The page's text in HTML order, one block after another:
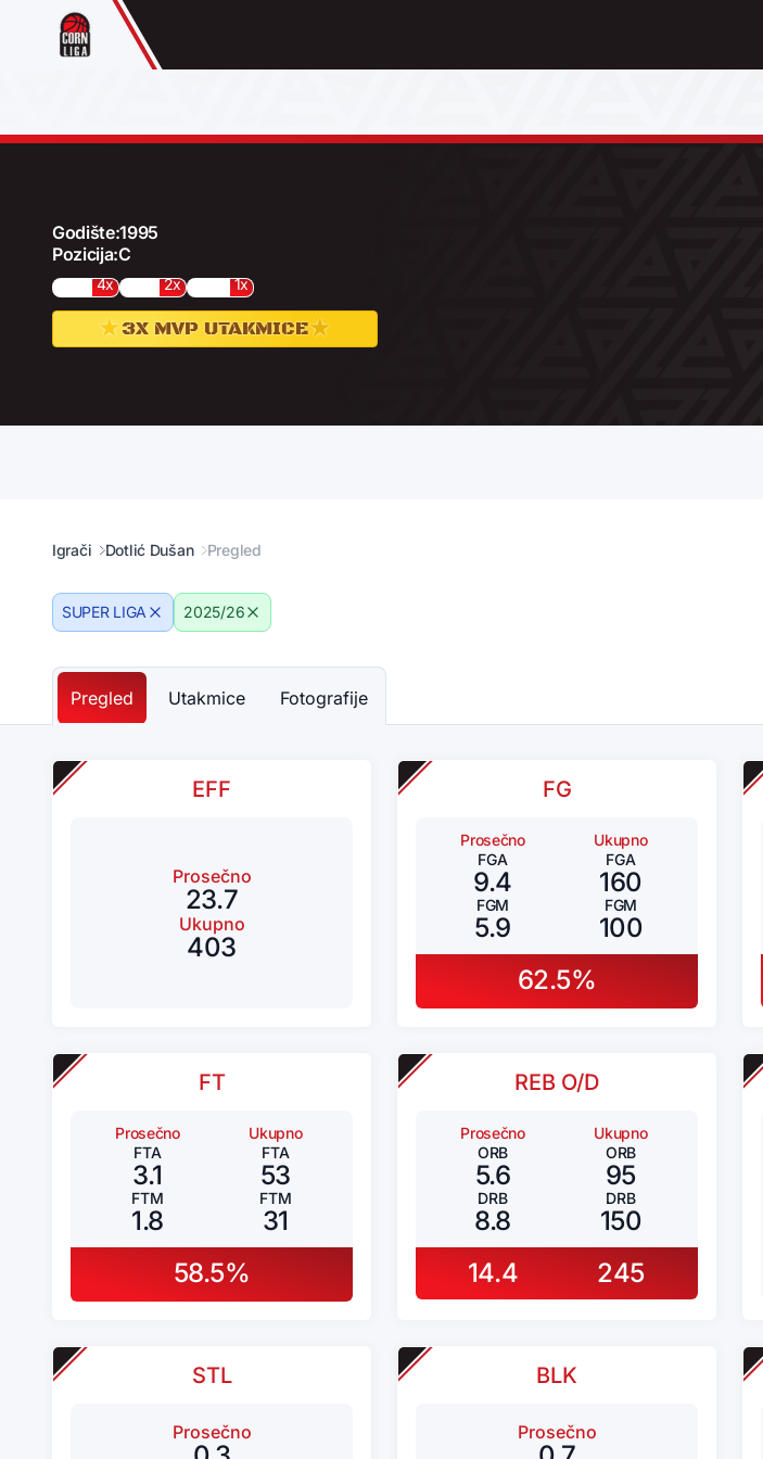
Godište:1995
Pozicija:C
4x 2x 1x
★3X MVP UTAKMICE★
Igrači Dotlić Dušan Pregled
SUPER LIGA 2025/26
Pregled Utakmice Fotografije
EFF
Prosečno
23.7
Ukupno
403
FG
Prosečno
FGA
9.4
FGM
5.9
Ukupno
FGA
160
FGM
100
62.5%
FT
Prosečno
FTA
3.1
FTM
1.8
Ukupno
FTA
53
FTM
31
58.5%
REB O/D
Prosečno
ORB
5.6
DRB
8.8
Ukupno
ORB
95
DRB
150
14.4
245
STL
Prosečno
BLK
Prosečno